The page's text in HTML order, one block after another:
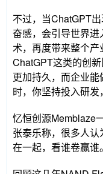
不过，当ChatGPT
奋感，会引导世界
术，再度带来整个产
ChatGPT这类的创新
更加持久，而企业
时，你坚持投入研发
忆恒创源Memblaze
张泰乐称，很多人
在一起，看谁卷赢谁。